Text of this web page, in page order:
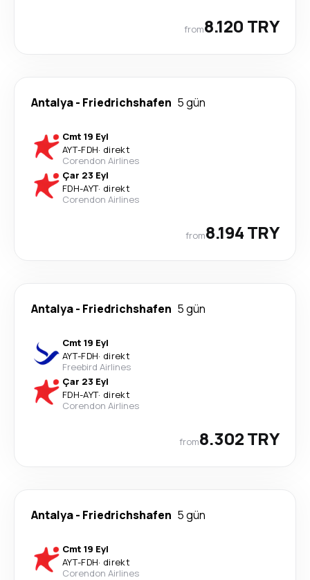
from8.120 TRY
Antalya- Friedrichshafen 5 gün
Cmt 19 Eyl
AYT-FDH· direkt
Corendon Airlines
Çar 23 Eyl
FDH-AYT· direkt
Corendon Airlines
from8.194 TRY
Antalya- Friedrichshafen 5 gün
Cmt 19 Eyl
AYT-FDH· direkt
Freebird Airlines
Çar 23 Eyl
FDH-AYT· direkt
Corendon Airlines
from8.302 TRY
Antalya- Friedrichshafen 5 gün
Cmt 19 Eyl
AYT-FDH· direkt
Corendon Airlines